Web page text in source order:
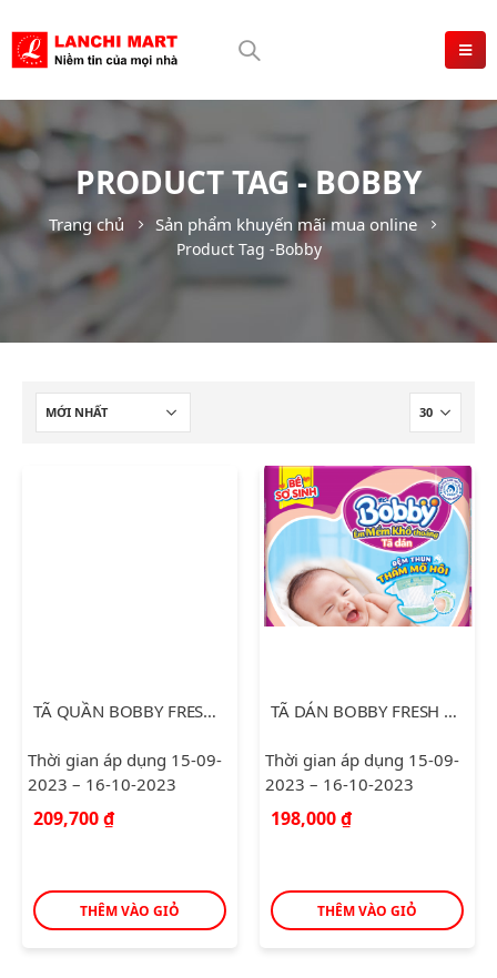
PRODUCT TAG - BOBBY
Trang chủ Sản phẩm khuyến mãi mua online
Product Tag -Bobby
TÃ QUẦN BOBBY FRESH PANT L38
Thời gian áp dụng 15-09-
2023 – 16-10-2023
209,700₫
THÊM VÀO GIỎ
TÃ DÁN BOBBY FRESH SIÊU THẤM KHÔ THOÁNG XS72
Thời gian áp dụng 15-09-
2023 – 16-10-2023
198,000₫
THÊM VÀO GIỎ